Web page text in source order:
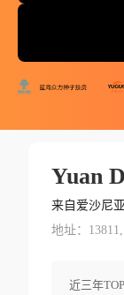
来自爱沙尼
地址：13811,
近三年